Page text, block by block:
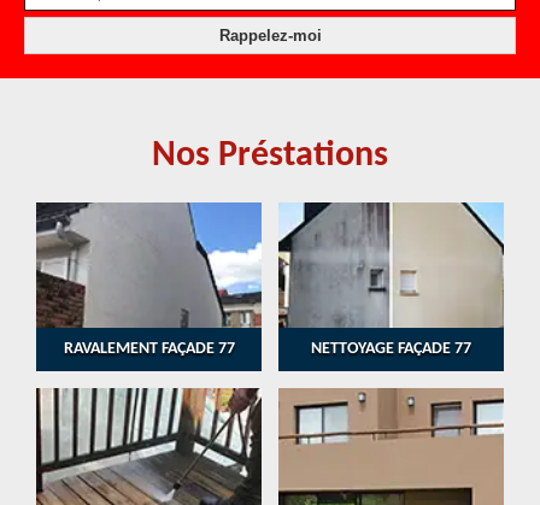
Nos Préstations
RAVALEMENT FAÇADE 77 NETTOYAGE FAÇADE 77